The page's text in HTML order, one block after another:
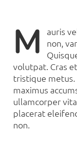
M
auris
non,
volutpat. Cras
tristique metus.
maximus
ullamcorper
placerat
non.